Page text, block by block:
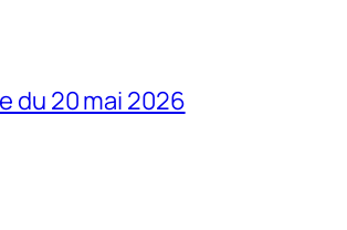
du 20 mai 2026